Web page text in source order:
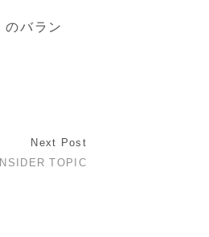
のバラン
Next Post
TOPIC